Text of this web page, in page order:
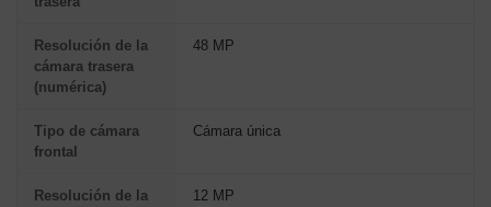
Resolución de la
cámara trasera
(numérica)
48 MP
Tipo de cámara
frontal
Cámara única
Resolución de la
12 MP